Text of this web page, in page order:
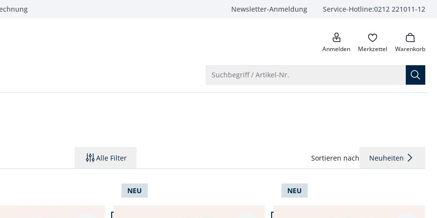
Newsletter-Anmeldung Service-Hotline:0212 221011-12
anrufen
Anmelden Merkzettel Warenkorb
Suchbegriff / Artikel-Nr.
Alle Filter Sortieren nach Neuheiten
Artikel 3 von 12.
NEU
Artikel 4 von 12.
NEU